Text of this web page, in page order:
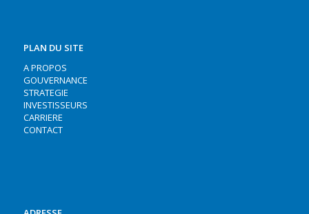
PLAN DU SITE
A PROPOS
GOUVERNANCE
STRATEGIE
INVESTISSEURS
CARRIERE
CONTACT